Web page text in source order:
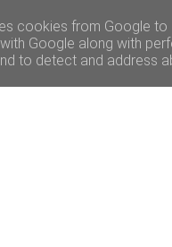
cookies from Google
Google along with
to detect and address